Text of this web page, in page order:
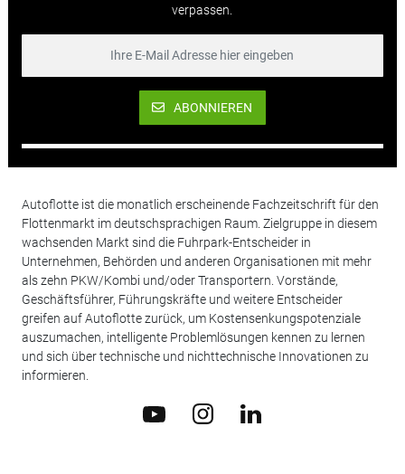
verpassen.
ABONNIEREN
Autoflotte ist die monatlich erscheinende Fachzeitschrift für den
Flottenmarkt im deutschsprachigen Raum. Zielgruppe in diesem
wachsenden Markt sind die Fuhrpark-Entscheider in
Unternehmen, Behörden und anderen Organisationen mit mehr
als zehn PKW/Kombi und/oder Transportern. Vorstände,
Geschäftsführer, Führungskräfte und weitere Entscheider
greifen auf Autoflotte zurück, um Kostensenkungspotenziale
auszumachen, intelligente Problemlösungen kennen zu lernen
und sich über technische und nichttechnische Innovationen zu
informieren.